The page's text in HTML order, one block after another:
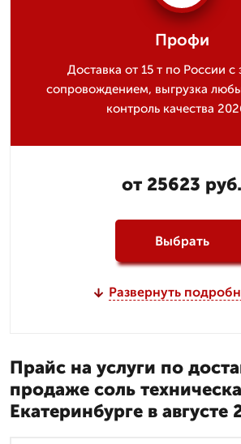
Профи
Доставка от 15 т по России с
сопровождением, выгрузка
контроль качества
от 25623 руб.
Выбрать
Развернуть
Прайс на услуги по
продаже соль
Екатеринбурге в августе